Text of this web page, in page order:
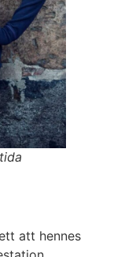
att hennes